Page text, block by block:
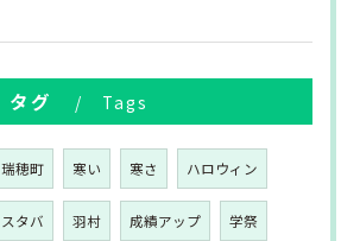
タグ Tags
瑞穂町 寒い 寒さ ハロウィン
スタバ 羽村 成績アップ 学祭